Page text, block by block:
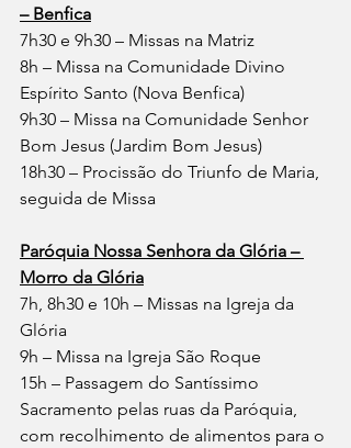
– Benfica
7h30 e 9h30 – Missas na Matriz
8h – Missa na Comunidade Divino
Espírito Santo (Nova Benfica)
9h30 – Missa na Comunidade Senhor
Bom Jesus (Jardim Bom Jesus)
18h30 – Procissão do Triunfo de Maria,
seguida de Missa
Paróquia Nossa Senhora da Glória –
Morro da Glória
7h, 8h30 e 10h – Missas na Igreja da
Glória
9h – Missa na Igreja São Roque
15h – Passagem do Santíssimo
Sacramento pelas ruas da Paróquia,
com recolhimento de alimentos para o